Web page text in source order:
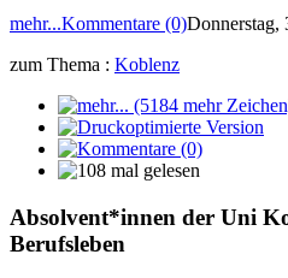
mehr...Kommentare (0)Donnerstag,
zum Thema : Koblenz
Absolvent*innen der Uni
Berufsleben